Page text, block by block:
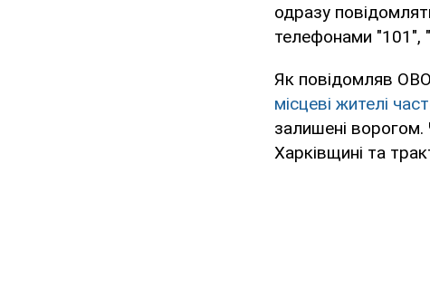
одразу
телефонами "101",
Як повідомляв
місцеві жителі
залишені ворогом.
Харківщині та